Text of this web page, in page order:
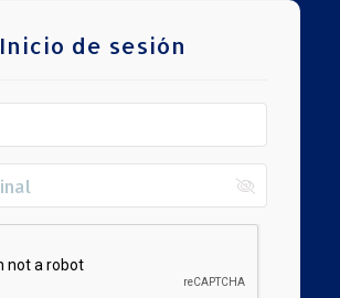
Inicio de sesión